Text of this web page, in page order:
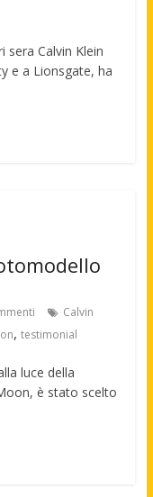
sera Calvin Klein
e a Lionsgate, ha
Calvin
, testimonial
luce della
è stato scelto